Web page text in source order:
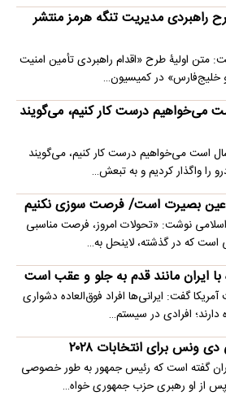
راهبردی مدیریت تنگه هرمز منتشر
اولیۀ طرح «اقدام راهبردی تأمین امنیت
خلیج‌فارس» در کمیسیون…
سال است می‌خواهیم درست کار کنیم، می‌گویند
پزشکیان گفت: ۴۷ سال است می‌خواهیم درست کار کنیم، می‌گویند
را واگذار کردیم و به تبعش…
عین بصیرت است/ فرصت سوزی نکنیم
نوشت: «تحولات امروز، فرصت مناسبی
که در گذشته، لاینحل به…
ایران مانند قدم به جلو و عقب است
گفت: ایرانی‌ها افراد فوق‌العاده دشواری
افرادی در سیستم…
برای انتخابات ۲۰۲۸
گفته است که رئیس جمهور به طور خصوصی
از او رهبری حزب جمهوری خواه…